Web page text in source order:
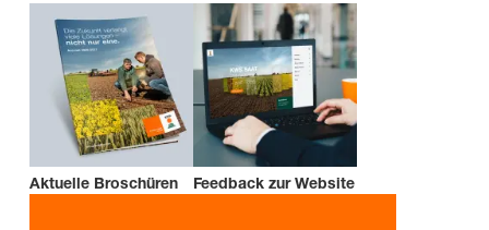
Aktuelle Broschüren Feedback zur Website